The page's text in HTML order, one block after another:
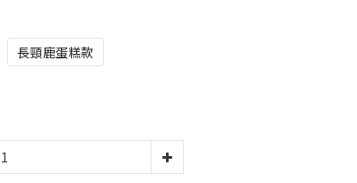
長頸鹿蛋糕款